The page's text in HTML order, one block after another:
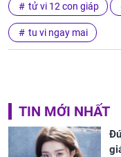
tử vi 12 con giáp
tu vi ngay mai
TIN MỚI NHẤT